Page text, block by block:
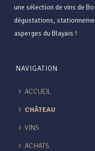
une sélection de vins de
dégustations,
asperges du Blayais !
NAVIGATION
ACCUEIL
CHÂTEAU
VINS
ACHATS